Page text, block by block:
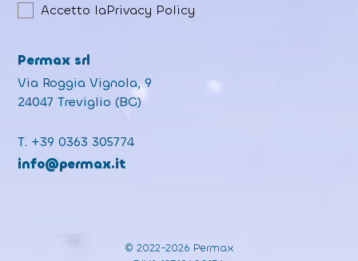
Accetto laPrivacy Policy
Permax srl
Via Roggia Vignola, 9
24047 Treviglio (BG)
T. +39 0363 305774
info@permax.it
© 2022-2026 Permax